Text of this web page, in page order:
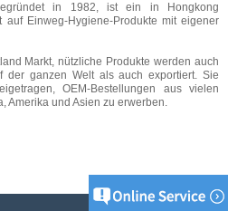
in 1982, ist ein in Hongkong
auf Einweg-Hygiene-Produkte mit eigener
Markt, nützliche Produkte werden auch
der ganzen Welt als auch exportiert. Sie
OEM-Bestellungen aus vielen
Amerika und Asien zu erwerben.